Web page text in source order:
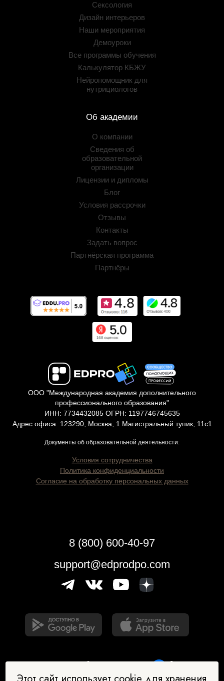
Сексология
Дизайн интерьеров
Наши мероприятия
Демоуроки
Все программы обучения
Калькулятор КБЖУ
Нейропомощник для
нутрициологов
Об академии
О компании
Сведения об
образовательной
организации
Лицензии и дипломы
Блог
Условия рассрочки
Отзывы
Контакты
Задать вопрос
Партнёрская программа
Партнёры
ООО "Международная академия дополнительного
профессионального образования"
ИНН: 7734432085 ОГРН: 1197746745635
Адрес офиса: 123290, Москва, 1 Магистральный тупик, 11с1
Документы об образовательной деятельности:
Условия сотрудничества
Политика конфиденциальности
Согласие на обработку персональных данных
8 (800) 600-40-97
support@edprodpo.com